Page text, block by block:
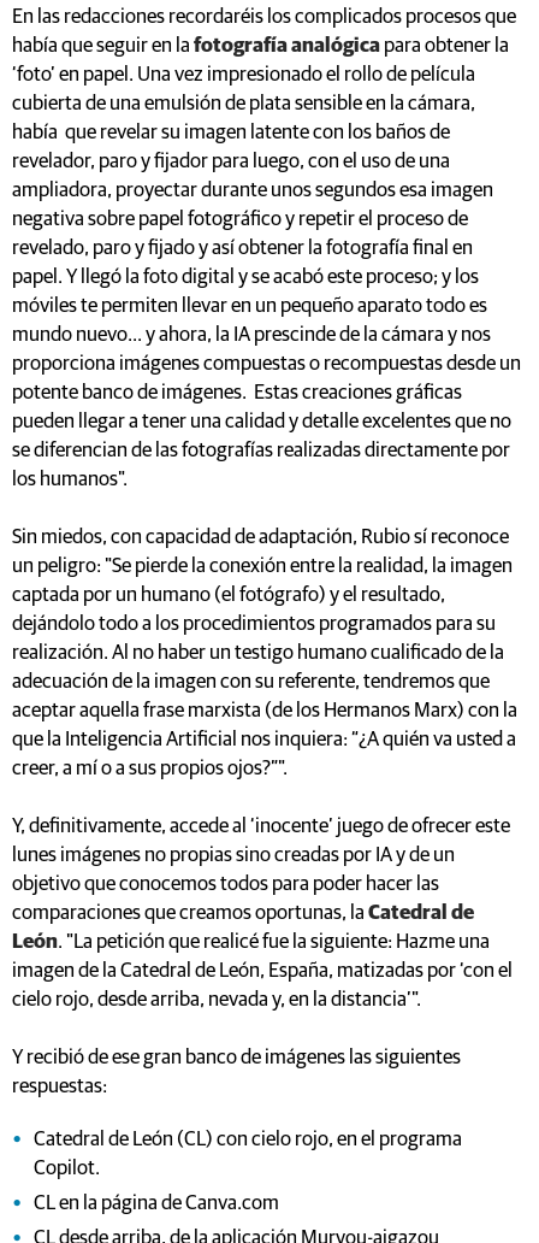
En las redacciones recordaréis los complicados procesos que
había que seguir en la fotografía analógica para obtener la
‘foto’ en papel. Una vez impresionado el rollo de película
cubierta de una emulsión de plata sensible en la cámara,
había que revelar su imagen latente con los baños de
revelador, paro y fijador para luego, con el uso de una
ampliadora, proyectar durante unos segundos esa imagen
negativa sobre papel fotográfico y repetir el proceso de
revelado, paro y fijado y así obtener la fotografía final en
papel. Y llegó la foto digital y se acabó este proceso; y los
móviles te permiten llevar en un pequeño aparato todo es
mundo nuevo... y ahora, la IA prescinde de la cámara y nos
proporciona imágenes compuestas o recompuestas desde un
potente banco de imágenes. Estas creaciones gráficas
pueden llegar a tener una calidad y detalle excelentes que no
se diferencian de las fotografías realizadas directamente por
los humanos".
Sin miedos, con capacidad de adaptación, Rubio sí reconoce
un peligro: "Se pierde la conexión entre la realidad, la imagen
captada por un humano (el fotógrafo) y el resultado,
dejándolo todo a los procedimientos programados para su
realización. Al no haber un testigo humano cualificado de la
adecuación de la imagen con su referente, tendremos que
aceptar aquella frase marxista (de los Hermanos Marx) con la
que la Inteligencia Artificial nos inquiera: “¿A quién va usted a
creer, a mí o a sus propios ojos?”".
Y, definitivamente, accede al ‘inocente’ juego de ofrecer este
lunes imágenes no propias sino creadas por IA y de un
objetivo que conocemos todos para poder hacer las
comparaciones que creamos oportunas, la Catedral de
León. "La petición que realicé fue la siguiente: Hazme una
imagen de la Catedral de León, España, matizadas por ‘con el
cielo rojo, desde arriba, nevada y, en la distancia’".
Y recibió de ese gran banco de imágenes las siguientes
respuestas:
Catedral de León (CL) con cielo rojo, en el programa
Copilot.
CL en la página de Canva.com
CL desde arriba, de la aplicación Muryou-aigazou